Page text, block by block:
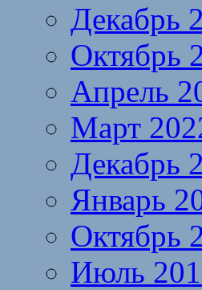
Декабрь
Октябрь
Апрель
Март
Декабрь
Январь
Октябрь
Июль